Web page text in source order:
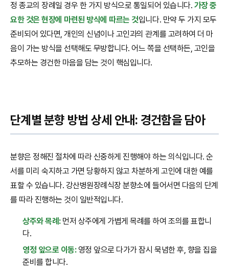
정 종교의 장례일 경우 한 가지 방식으로 통일되어 있습니다. 가장 중
요한 것은 현장에 마련된 방식에 따르는 것입니다. 만약 두 가지 모두
준비되어 있다면, 개인의 신념이나 고인과의 관계를 고려하여 더 마
음이 가는 방식을 선택해도 무방합니다. 어느 쪽을 선택하든, 고인을
추모하는 경건한 마음을 담는 것이 핵심입니다.
단계별 분향 방법 상세 안내: 경건함을 담아
분향은 정해진 절차에 따라 신중하게 진행해야 하는 의식입니다. 순
서를 미리 숙지하고 가면 당황하지 않고 차분하게 고인에 대한 예를
표할 수 있습니다. 강산병원장례식장 분향소에 들어서면 다음의 단계
를 따라 진행하는 것이 일반적입니다.
상주와 목례:먼저 상주에게 가볍게 목례를 하여 조의를 표합니
다.
영정 앞으로 이동:영정 앞으로 다가가 잠시 묵념한 후, 향을 집을
준비를 합니다.